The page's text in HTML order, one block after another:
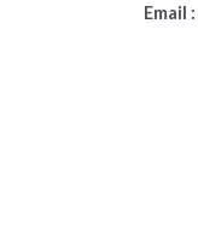
Email :